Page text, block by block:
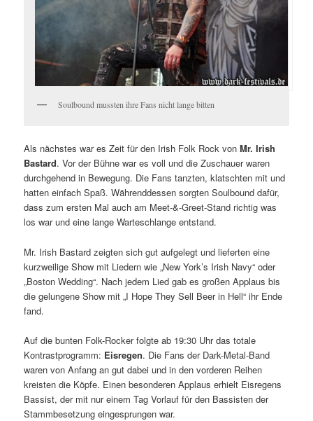
Soulbound mussten ihre Fans nicht lange bitten
Als nächstes war es Zeit für den Irish Folk Rock vonMr. Irish
Bastard. Vor der Bühne war es voll und die Zuschauer waren
durchgehend in Bewegung. Die Fans tanzten, klatschten mit und
hatten einfach Spaß. Währenddessen sorgten Soulbound dafür,
dass zum ersten Mal auch am Meet-&-Greet-Stand richtig was
los war und eine lange Warteschlange entstand.
Mr. Irish Bastard zeigten sich gut aufgelegt und lieferten eine
kurzweilige Show mit Liedern wie „New York’s Irish Navy“ oder
„Boston Wedding“. Nach jedem Lied gab es großen Applaus bis
die gelungene Show mit „I Hope They Sell Beer in Hell“ ihr Ende
fand.
Auf die bunten Folk-Rocker folgte ab 19:30 Uhr das totale
Kontrastprogramm: Eisregen. Die Fans der Dark-Metal-Band
waren von Anfang an gut dabei und in den vorderen Reihen
kreisten die Köpfe. Einen besonderen Applaus erhielt Eisregens
Bassist, der mit nur einem Tag Vorlauf für den Bassisten der
Stammbesetzung eingesprungen war.